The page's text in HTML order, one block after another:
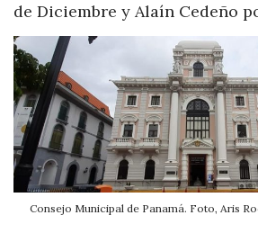
de Diciembre y Alaín Cedeño
Consejo Municipal de Panamá. Foto, Aris